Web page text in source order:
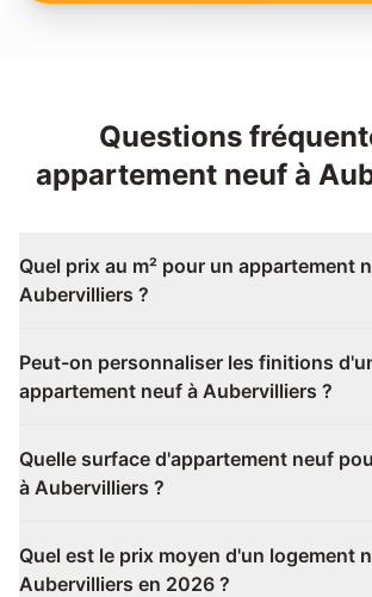
Questions
appartement neuf à
Quel prix au m² pour un appartement
Aubervilliers ?
Peut-on personnaliser les finitions
appartement neuf à Aubervilliers ?
Quelle surface d'appartement neuf
à Aubervilliers ?
Quel est le prix moyen d'un logement
Aubervilliers en 2026 ?